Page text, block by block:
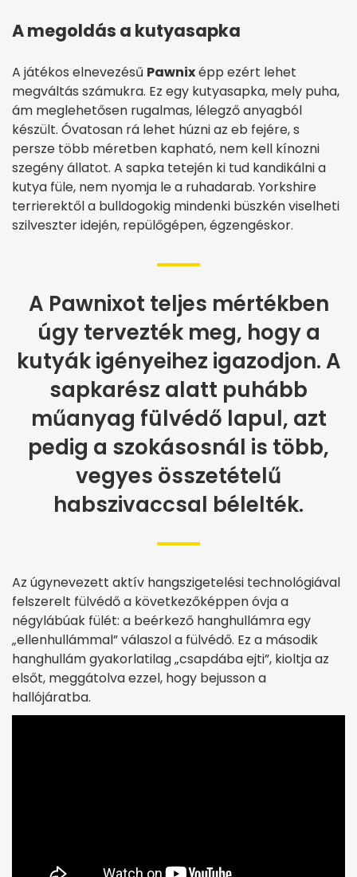
A megoldás a kutyasapka
A játékos elnevezésű Pawnixépp ezért lehet
megváltás számukra. Ez egy kutyasapka, mely puha,
ám meglehetősen rugalmas, lélegző anyagból
készült. Óvatosan rá lehet húzni az eb fejére, s
persze több méretben kapható, nem kell kínozni
szegény állatot. A sapka tetején ki tud kandikálni a
kutya füle, nem nyomja le a ruhadarab. Yorkshire
terrierektől a bulldogokig mindenki büszkén viselheti
szilveszter idején, repülőgépen, égzengéskor.
A Pawnixot teljes mértékben
úgy tervezték meg, hogy a
kutyák igényeihez igazodjon. A
sapkarész alatt puhább
műanyag fülvédő lapul, azt
pedig a szokásosnál is több,
vegyes összetételű
habszivaccsal bélelték.
Az úgynevezett aktív hangszigetelési technológiával
felszerelt fülvédő a következőképpen óvja a
négylábúak fülét: a beérkező hanghullámra egy
„ellenhullámmal” válaszol a fülvédő. Ez a második
hanghullám gyakorlatilag „csapdába ejti”, kioltja az
elsőt, meggátolva ezzel, hogy bejusson a
hallójáratba.